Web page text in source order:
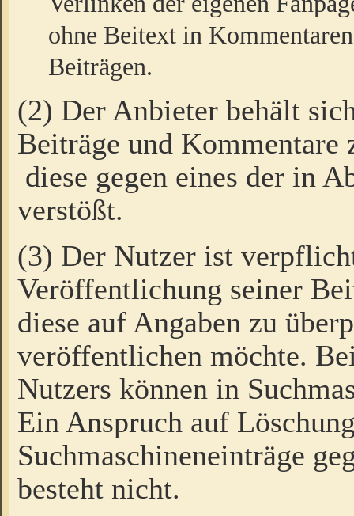
ohne Beitext in
Beiträgen.
(2) Der Anbieter behält
Beiträge und Kommentare
diese gegen eines der in
verstößt.
(3) Der Nutzer ist
Veröffentlichung seiner
diese auf Angaben zu
veröffentlichen möchte.
Nutzers können in
Ein Anspruch auf
Suchmaschineneinträge
besteht nicht.